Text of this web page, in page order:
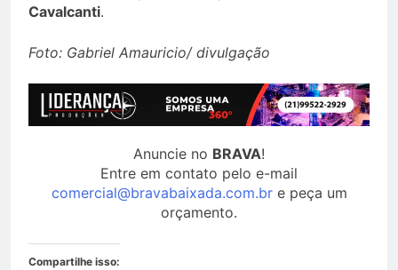
Cavalcanti.
Foto: Gabriel Amauricio/ divulgação
Anuncie no BRAVA!
Entre em contato pelo e-mail
comercial@bravabaixada.com.bre peça um
orçamento.
Compartilhe isso: